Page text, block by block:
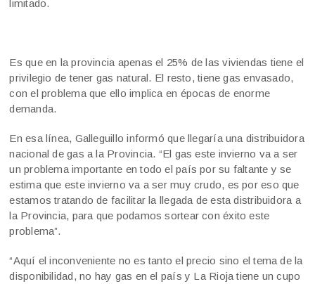
limitado.
Es que en la provincia apenas el 25% de las viviendas tiene el
privilegio de tener gas natural. El resto, tiene gas envasado,
con el problema que ello implica en épocas de enorme
demanda.
En esa línea, Galleguillo informó que llegaría una distribuidora
nacional de gas a la Provincia. “El gas este invierno va a ser
un problema importante en todo el país por su faltante y se
estima que este invierno va a ser muy crudo, es por eso que
estamos tratando de facilitar la llegada de esta distribuidora a
la Provincia, para que podamos sortear con éxito este
problema”.
“Aquí el inconveniente no es tanto el precio sino el tema de la
disponibilidad, no hay gas en el país y La Rioja tiene un cupo